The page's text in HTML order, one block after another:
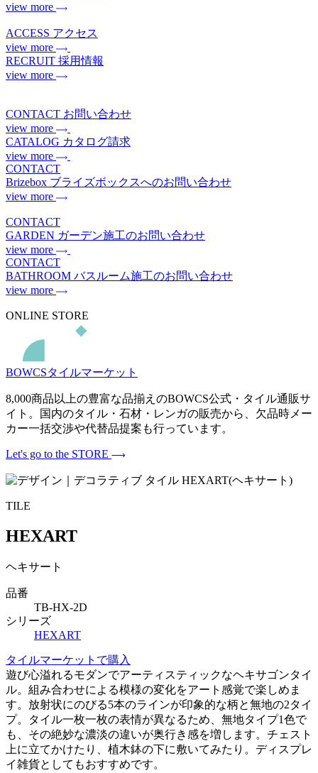
view more
ACCESS アクセス
view more
RECRUIT 採用情報
view more
CONTACT お問い合わせ
view more
CATALOG カタログ請求
view more
CONTACT
Brizebox ブライズボックスへのお問い合わせ
view more
CONTACT
GARDEN ガーデン施工のお問い合わせ
view more
CONTACT
BATHROOM バスルーム施工のお問い合わせ
view more
ONLINE STORE
BOWCSタイルマーケット
8,000商品以上の豊富な品揃えのBOWCS公式・タイル通販サ
イト。国内のタイル・石材・レンガの販売から、欠品時メー
カー一括交渉や代替品提案も行っています。
Let's go to the STORE
TILE
HEXART
ヘキサート
品番
TB-HX-2D
シリーズ
HEXART
タイルマーケットで購入
遊び心溢れるモダンでアーティスティックなヘキサゴンタイ
ル。組み合わせによる模様の変化をアート感覚で楽しめま
す。放射状にのびる5本のラインが印象的な柄と無地の2タイ
プ。タイル一枚一枚の表情が異なるため、無地タイプ1色で
も、その絶妙な濃淡の違いが奥行き感を増します。チェスト
上に立てかけたり、植木鉢の下に敷いてみたり。ディスプレ
イ雑貨としてもおすすめです。